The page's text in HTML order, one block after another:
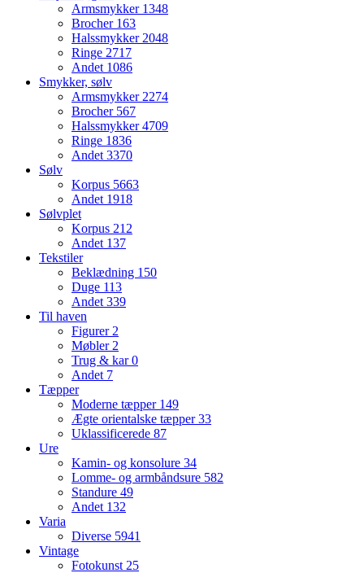
Armsmykker 1348
Brocher 163
Halssmykker2048
Ringe 2717
Andet 1086
Smykker, sølv
Armsmykker2274
Brocher 567
Halssmykker4709
Ringe 1836
Andet3370
Sølv
Korpus 5663
Andet 1918
Sølvplet
Korpus 212
Andet 137
Tekstiler
Beklædning 150
Duge 113
Andet339
Til haven
Figurer2
Møbler2
Trug & kar0
Andet 7
Tæpper
Moderne tæpper 149
Ægte orientalske tæpper33
Uklassificerede 87
Ure
Kamin- og konsolure 34
Lomme- og armbåndsure 582
Standure 49
Andet 132
Varia
Diverse 5941
Vintage
Fotokunst25